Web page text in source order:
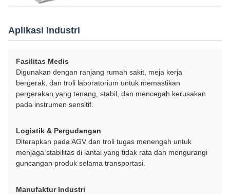
Aplikasi Industri
Fasilitas Medis
Digunakan dengan ranjang rumah sakit, meja kerja
bergerak, dan troli laboratorium untuk memastikan
pergerakan yang tenang, stabil, dan mencegah kerusakan
pada instrumen sensitif.
Logistik & Pergudangan
Diterapkan pada AGV dan troli tugas menengah untuk
menjaga stabilitas di lantai yang tidak rata dan mengurangi
guncangan produk selama transportasi.
Manufaktur Industri